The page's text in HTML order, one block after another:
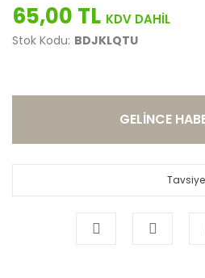
65,00 TL
Stok Kodu: BDJKLQTU
GELİNCE
Tavsiye